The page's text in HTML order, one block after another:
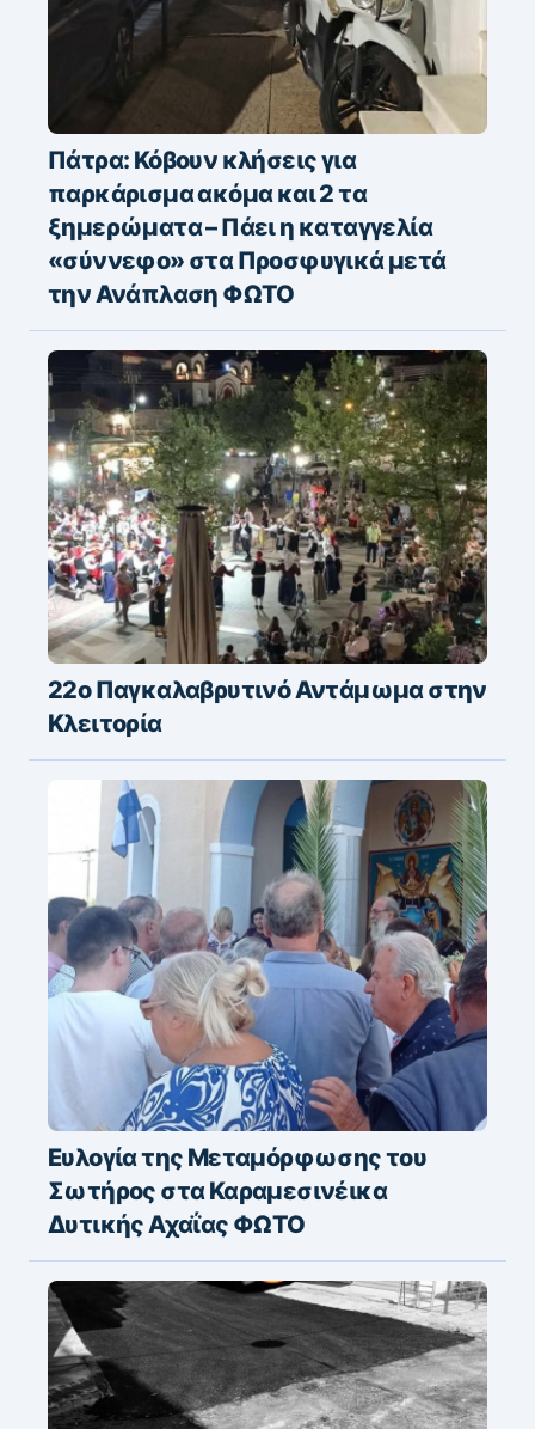
Πάτρα: Κόβουν κλήσεις για
παρκάρισμα ακόμα και 2 τα
ξημερώματα – Πάει η καταγγελία
«σύννεφο» στα Προσφυγικά μετά
την Ανάπλαση ΦΩΤΟ
22ο Παγκαλαβρυτινό Αντάμωμα στην
Κλειτορία
Ευλογία της Μεταμόρφωσης του
Σωτήρος στα Καραμεσινέικα
Δυτικής Αχαΐας ΦΩΤΟ